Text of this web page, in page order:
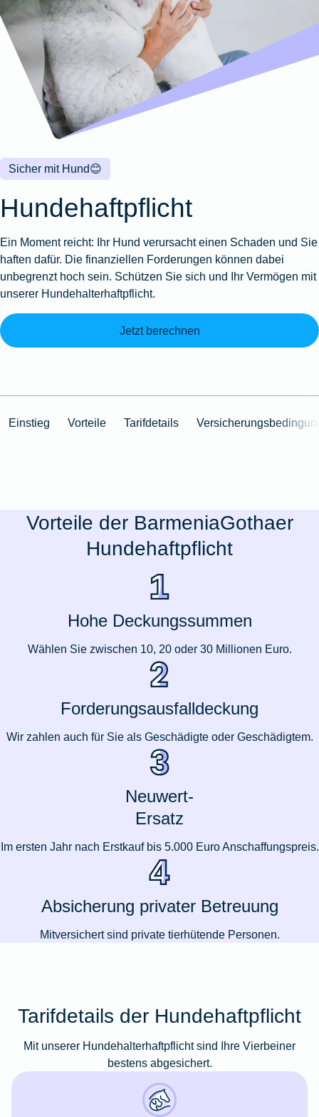
Wohnungsschutzbrief
Zur
Produktübersicht
Gewässerschadenhaftpflicht
Zur
Produktübersicht
Zur
Produktübersicht
Reisehaftpflichtversicherung
Reiserücktrittsversicherung
Zur
Produktübersicht
Zur
Produktübersicht
Zur
Produktübersicht
Zur
Produktübersicht
Montageversicherung
Zur
Produktübersicht
Gruppenunfall für
Betriebe
Gruppenunfall für
Vereine
Produktübersicht
Kunstversicherung
Ausstellungsversicherung
Valorenversicherung
Oldtimersammlungsversicherung
Zur
😊
Sicher mit Hund
Hundehaftpflicht
Ein Moment reicht: Ihr Hund verursacht einen Schaden und Sie
haften dafür. Die finanziellen Forderungen können dabei
unbegrenzt hoch sein. Schützen Sie sich und Ihr Vermögen mit
unserer Hundehalterhaftpflicht.
Jetzt berechnen
Einstieg Vorteile Tarifdetails
Vorteile der BarmeniaGothaer
Hundehaftpflicht
Hohe Deckungssummen
Wählen Sie zwischen 10, 20 oder 30 Millionen Euro.
Forderungsausfalldeckung
Wir zahlen auch für Sie als Geschädigte oder Geschädigtem.
Neuwert-
Ersatz
Im ersten Jahr nach Erstkauf bis 5.000 Euro Anschaffungspreis.
Absicherung privater Betreuung
Mitversichert sind private tierhütende Personen.
Tarifdetails der Hundehaftpflicht
Mit unserer Hundehalterhaftpflicht sind Ihre Vierbeiner
bestens abgesichert.